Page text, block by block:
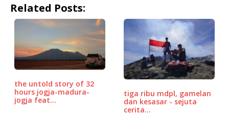
c
e
b
o
o
k
it
te
r
ai at
s
A
p
p
r
d
P
r
e
ss
ar
e
Related Posts:
the untold story of 32
hours jogja-madura-
jogja feat…
tiga ribu mdpl, gamelan
dan kesasar - sejuta
cerita…